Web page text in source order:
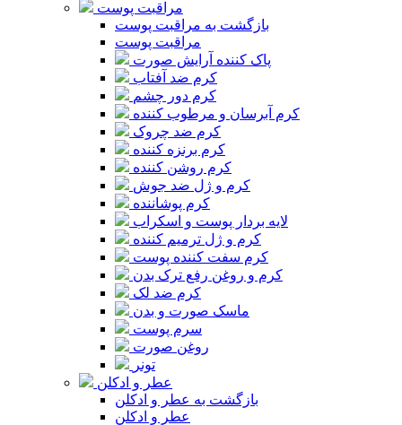
مراقبت پوست
بازگشت به مراقبت پوست
مراقبت پوست
پاک کننده آرایش صورت
کرم ضد آفتاب
کرم دور چشم
کرم آبرسان و مرطوب کننده
کرم ضد چروک
کرم برنزه کننده
کرم روشن کننده
کرم و ژل ضد جوش
کرم پوشاننده
لایه بردار پوست و اسکراب
کرم و ژل ترمیم کننده
کرم سفت کننده پوست
کرم و روغن رفع ترک بدن
کرم ضد لک
ماسک صورت و بدن
سرم پوست
روغن صورت
تونر
عطر و ادکلن
بازگشت به عطر و ادکلن
عطر و ادکلن